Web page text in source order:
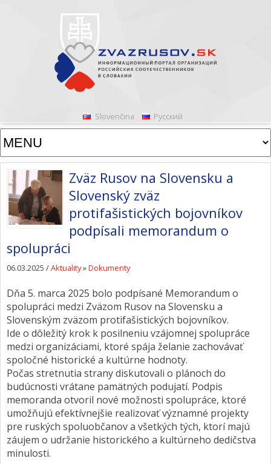
Slovenčina Русский
Zväz Rusov na Slovensku a
Slovenský zväz
protifašistických bojovníkov
podpísali memorandum o
spolupráci
06.03.2025 /Aktuality»Dokumenty
Dňa 5. marca 2025 bolo podpísané Memorandum o
spolupráci medzi Zväzom Rusov na Slovensku a
Slovenským zväzom protifašistických bojovníkov.
Ide o dôležitý krok k posilneniu vzájomnej spolupráce
medzi organizáciami, ktoré spája želanie zachovávať
spoločné historické a kultúrne hodnoty.
Počas stretnutia strany diskutovali o plánoch do
budúcnosti vrátane pamätných podujatí. Podpis
memoranda otvoril nové možnosti spolupráce, ktoré
umožňujú efektívnejšie realizovať významné projekty
pre ruských spoluobčanov a všetkých tých, ktorí majú
záujem o udržanie historického a kultúrneho dedičstva
minulosti.